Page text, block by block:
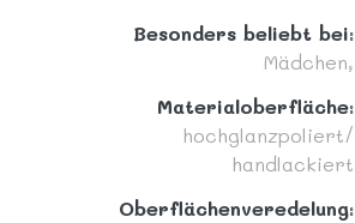
Besonders beliebt bei:
Mädchen,
Materialoberfläche:
hochglanzpoliert/
handlackiert
Oberflächenveredelung: